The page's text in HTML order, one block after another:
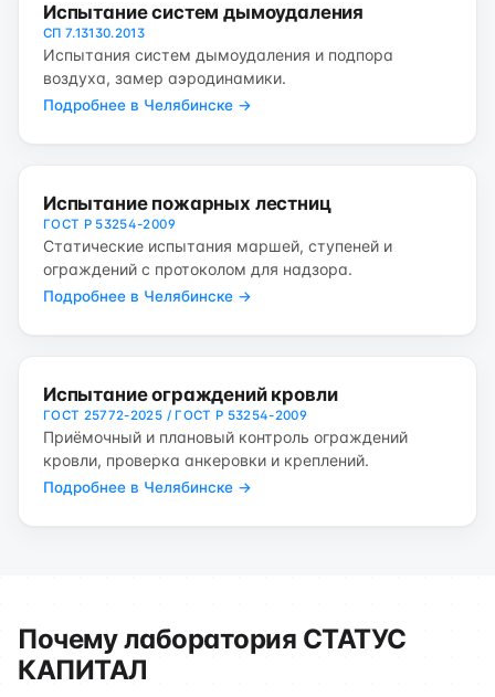
Испытание систем дымоудаления
СП 7.13130.2013
Испытания систем дымоудаления и подпора
воздуха, замер аэродинамики.
Подробнее в Челябинске →
Испытание пожарных лестниц
ГОСТ Р 53254-2009
Статические испытания маршей, ступеней и
ограждений с протоколом для надзора.
Подробнее в Челябинске →
Испытание ограждений кровли
ГОСТ 25772-2025 / ГОСТ Р 53254-2009
Приёмочный и плановый контроль ограждений
кровли, проверка анкеровки и креплений.
Подробнее в Челябинске →
Почему лаборатория СТАТУС
КАПИТАЛ